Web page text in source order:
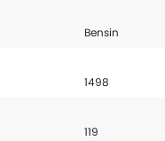
Bensin
1498
119